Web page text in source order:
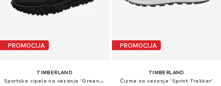
PROMOCIJA
TIMBERLAND
Sportske cipele na vezanje 'Greenstride Motion 6'
PROMOCIJA
TIMBERLAND
Čizme na vezanje 'Sprint Trekker'